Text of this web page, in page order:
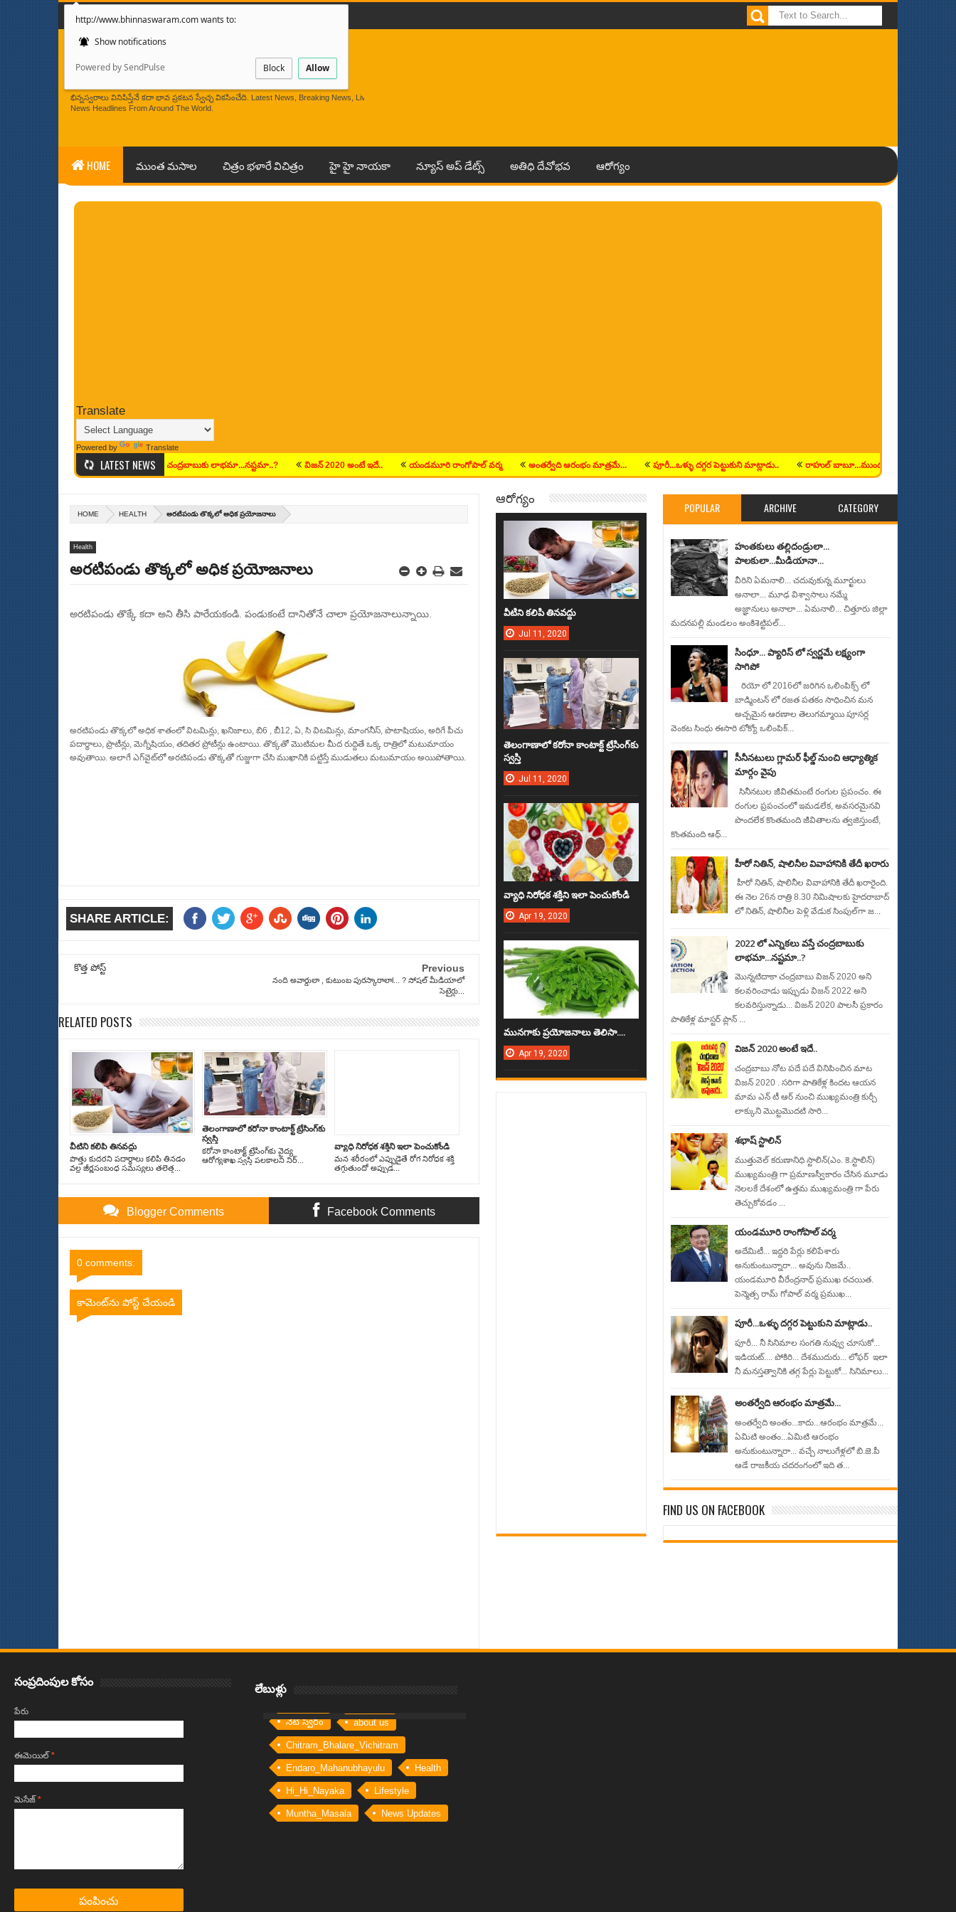
http://www.bhinnaswaram.com wants to:
Show notifications
Powered by SendPulse Block Allow
మొదటి పేజి మా గురించి
BHINNASWARAM
భిన్నస్వరాలు వినిపిస్తేనే కదా భావ ప్రకటన స్వేచ్ఛ వికసించేది. Latest News, Breaking News, Live Andhra News From India And
News Headlines From Around The World.
HOME ముంత మసాల చిత్రం భళారే విచిత్రం హై హై నాయకా న్యూస్ అప్ డేట్స్ అతిధి దేవోభవ ఆరోగ్యం
Translate
Powered by Translate
LATEST NEWS
2022 లో ఎన్నికలు వస్తే చంద్రబాబుకు లాభమా...నష్టమా..? విజన్ 2020 అంటే ఇదే.. యండమూరి రాంగోపాల్ వర్మ అంతర్వేది ఆరంభం మాత్రమే... పూరీ...ఒళ్ళు దగ్గర పెట్టుకుని మాట్లాడు.. రాహుల్ బాబూ...ముందు నువ్వు జనంలోకి రా
HOME HEALTH అరటిపండు తొక్కలో అధిక ప్రయోజనాలు
Health
అరటిపండు తొక్కలో అధిక ప్రయోజనాలు
అరటిపండు తొక్కే కదా అని తీసి పారేయకండి. పండుకంటే దానితోనే చాలా ప్రయోజనాలున్నాయి.
అరటిపండు తొక్కలో అధిక శాతంలో విటమిన్లు, ఖనిజాలు, బి6 , బీ12, ఏ, సి విటమిన్లు, మాంగనీస్, పొటాషియం, అరిగే పీచు
పదార్ధాలు, ప్రొటీన్లు, మెగ్నీషియం, తదితర ప్రోటీన్లు ఉంటాయి. తొక్కతో మొటిమల మీద రుద్దితే ఒక్క రాత్రిలో మటుమాయం
అవుతాయి. అలాగే ఎగ్‌‌వైట్‌‌లో అరటిపండు తొక్కతో గుజ్జుగా చేసి ముఖానికి పట్టిస్తే ముడుతలు మటుమాయం అయిపోతాయి.
SHARE ARTICLE:
కొత్త పోస్ట్ Previous
నంది అవార్డులా , కుటుంబ పురస్కారాలాl... ? సోష‌ల్ మీడియాలో
సెటైర్లు...
RELATED POSTS
వీటిని క‌లిపి తిన‌వ‌ద్దు
పొత్తు కుదరని పదార్థాలు కలిపి తినడం
వల్ల జీర్ణసంబంధ సమస్యలు తలెత్త...
తెలంగాణాలో కరోనా కాంటాక్ట్‌ ట్రేసింగ్‌కు
స్వ‌స్తి
కరోనా కాంటాక్ట్‌ ట్రేసింగ్‌కు వైద్య
ఆరోగ్యశాఖ స్వస్తి పలకాలని నిర్...
వ్యాధి నిరోధ‌క శ‌క్తిని ఇలా పెంచుకోండి
మ‌న శ‌రీరంలో ఎప్పుడైతే రోగ నిరోధ‌క శ‌క్తి
త‌గ్గుతుందో అప్పుడ...
Blogger Comments Facebook Comments
0 comments:
కామెంట్‌ను పోస్ట్ చేయండి
POPULAR ARCHIVE CATEGORY
హంతకులు తల్లిదండ్రులా...
పాలకులా...మీడియానా...
వీరిని ఏమనాలి... చదువుకున్న మూర్ఖులు
అనాలా... మూఢ విశ్వాసాలు నమ్మే
అజ్ఞానులు అనాలా... ఏమనాలి... చిత్తూరు జిల్లా
మదనపల్లి మండలం అంకిశెట్టిపల్...
సింధూ... ప్యారిస్ లో స్వర్ణమే లక్ష్యంగా
సాగిపో
రియో లో 2016లో జరిగిన ఒలింపిక్స్ లో
బాడ్మింటన్ లో రజత పతకం సాధించిన మన
అచ్చమైన ఆరణాల తెలుగమ్మాయి పూసర్ల
వెంకట సింధు ఈసారి టోక్యో ఒలింపిక్...
సీనీన‌టులు గ్లామ‌ర్ ఫీల్డ్ నుంచి ఆధ్యాత్మిక
మార్గం వైపు
సినీన‌టుల జీవిత‌మంటే రంగుల ప్ర‌పంచం. ఈ
రంగుల ప్ర‌పంచంలో ఇమ‌డ‌లేక, అవ‌స‌ర‌మైన‌వి
పొంద‌లేక కొంత‌మంది జీవితాల‌ను త్వ‌జిస్తుంటే,
కొంత‌మంది ఆధ్...
హీరో నితిన్​, షాలినీల వివాహానికి తేదీ ఖరారు
హీరో నితిన్​, షాలినీల వివాహానికి తేదీ ఖరారైంది.
ఈ నెల 26న రాత్రి 8.30 నిమిషాలకు హైదరాబాద్​
లో నితిన్​, షాలినీల పెళ్లి వేడుక సింపుల్​గా జ...
2022 లో ఎన్నికలు వస్తే చంద్రబాబుకు
లాభమా...నష్టమా..?
మొన్నటిదాకా చంద్రబాబు విజన్ 2020 అని
కలవరించాడు ఇప్పుడు విజన్ 2022 అని
కలవరిస్తున్నాడు... విజన్ 2020 పాలసీ ప్రకారం
పాతికేళ్ల మాస్టర్ ప్లాన్ ...
విజన్ 2020 అంటే ఇదే..
చంద్రబాబు నోట పదే పదే వినిపించిన మాట
విజన్ 2020 . సరిగా పాతికేళ్ల కిందట ఆయన
మామ ఎన్ టీ ఆర్ నుంచి ముఖ్యమంత్రి కుర్చీ
లాక్కుని మొట్టమొదటి సారి...
శభాష్ స్టాలిన్
ముత్తువెల్ కరుణానిధి స్టాలిన్(ఎం. కె.స్టాలిన్)
ముఖ్యమంత్రి గా ప్రమాణస్వీకారం చేసిన మూడు
నెలలకే దేశంలో ఉత్తమ ముఖ్యమంత్రి గా పేరు
తెచ్చుకోవడం ...
యండమూరి రాంగోపాల్ వర్మ
అదేమిటీ... ఇద్దరి పేర్లు కలిపేశారు
అనుకుంటున్నారా... అవును నిజమే..
యండమూరి వీరేంద్రనాధ్ ప్రముఖ రచయిత.
పెన్మెత్స రామ్ గోపాల్ వర్మ ప్రముఖ...
పూరీ...ఒళ్ళు దగ్గర పెట్టుకుని మాట్లాడు..
పూరీ... నీ సినిమాల సంగతి నువ్వు చూసుకో...
ఇడియట్.... పోకిరి... దేశముదురు... లోఫర్ ఇలా
నీ మనస్తత్వానికి తగ్గ పేర్లు పెట్టుకో... సినిమాలు...
అంతర్వేది ఆరంభం మాత్రమే...
అంతర్వేది అంతం...కాదు...ఆరంభం మాత్రమే...
ఏమిటి అంతం...ఏమిటి ఆరంభం
అనుకుంటున్నారా... వచ్చే నాలుగేళ్లలో బి.జె.పీ
ఆడే రాజకీయ చదరంగంలో ఇది త...
FIND US ON FACEBOOK
ఆరోగ్యం
వీటిని క‌లిపి తిన‌వ‌ద్దు
Jul 11, 2020
తెలంగాణాలో కరోనా కాంటాక్ట్‌ ట్రేసింగ్‌కు
స్వ‌స్తి
Jul 11, 2020
వ్యాధి నిరోధ‌క శ‌క్తిని ఇలా పెంచుకోండి
Apr 19, 2020
మున‌గాకు ప్ర‌యోజ‌నాలు తెలిసా....
Apr 19, 2020
సంప్రదింపుల కోసం
పేరు
ఈమెయిల్‌ *
మెసేజ్‌ *
లేబుళ్లు
నేటి స్వరం about us
Chitram_Bhalare_Vichitram
Endaro_Mahanubhayulu Health
Hi_Hi_Nayaka Lifestyle
Muntha_Masala News Updates